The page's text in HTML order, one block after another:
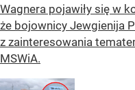
Wagnera pojawiły się w
że bojownicy Jewgienija
z zainteresowania
MSWiA.